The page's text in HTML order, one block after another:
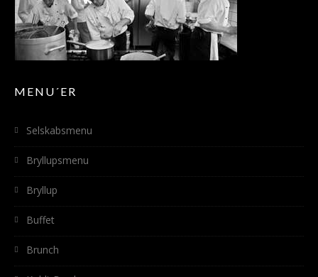
MENU´ER
Selskabsmenu
Bryllupsmenu
Bryllup
Buffet
Brunch